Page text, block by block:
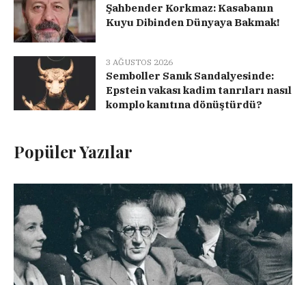
Şahbender Korkmaz: Kasabanın
Kuyu Dibinden Dünyaya Bakmak!
3 AĞUSTOS 2026
Semboller Sanık Sandalyesinde:
Epstein vakası kadim tanrıları nasıl
komplo kanıtına dönüştürdü?
Popüler Yazılar